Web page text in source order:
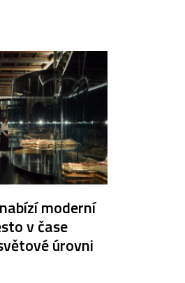
moderní
v čase
úrovni